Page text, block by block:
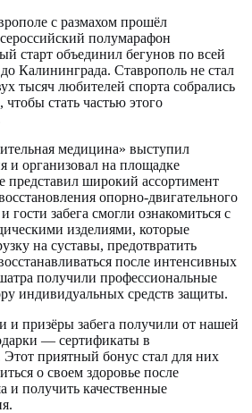
с размахом прошёл
полумарафон
старт объединил бегунов по всей
Калининграда. Ставрополь не стал
тысяч любителей спорта собрались
стать частью этого
медицина» выступил
и организовал на площадке
представил широкий ассортимент
опорно-двигательного
гости забега смогли ознакомиться с
изделиями, которые
на суставы, предотвратить
после интенсивных
получили профессиональные
индивидуальных средств защиты.
и призёры забега получили от нашей
— сертификаты в
Этот приятный бонус стал для них
о своем здоровье после
получить качественные